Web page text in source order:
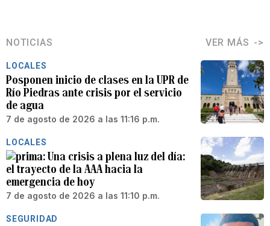
NOTICIAS VER MÁS
LOCALES
Posponen inicio de clases en la UPR de
Río Piedras ante crisis por el servicio
de agua
7 de agosto de 2026 a las 11:16 p.m.
LOCALES
Una crisis a plena luz del día:
el trayecto de la AAA hacia la
emergencia de hoy
7 de agosto de 2026 a las 11:10 p.m.
SEGURIDAD